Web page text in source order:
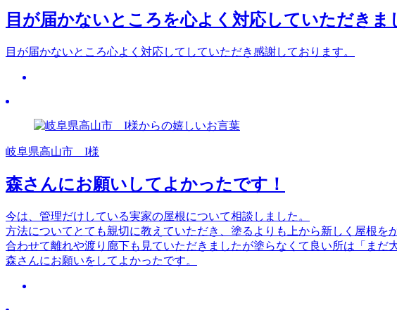
目が届かないところを心よく対応していただきま
目が届かないところ心よく対応してしていただき感謝しております。
岐阜県高山市 I様
森さんにお願いしてよかったです！
今は、管理だけしている実家の屋根について相談しました。
方法についてとても親切に教えていただき、塗るよりも上から新しく屋根を
合わせて離れや渡り廊下も見ていただきましたが塗らなくて良い所は「ま
森さんにお願いをしてよかったです。